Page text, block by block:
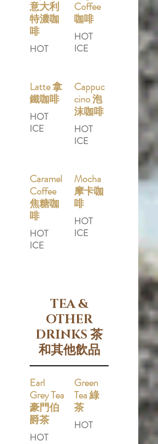
意大利
特濃咖
啡
HOT
Coffee
咖啡
HOT
ICE
Latte 拿
鐵咖啡
HOT
ICE
Cappuc
cino 泡
沫咖啡
HOT
ICE
Caramel
Coffee
焦糖咖
啡
HOT
ICE
Mocha
摩卡咖
啡
HOT
ICE
TEA &
OTHER
DRINKS 茶
和其他飲品
Earl
Grey Tea
豪門伯
爵茶
HOT
Green
Tea 綠
茶
HOT